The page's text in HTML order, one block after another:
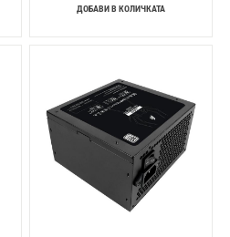
ДОБАВИ В КОЛИЧКАТА